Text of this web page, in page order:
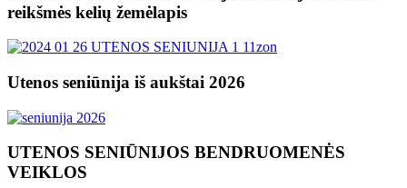
reikšmės kelių žemėlapis
Utenos seniūnija iš aukštai 2026
UTENOS SENIŪNIJOS BENDRUOMENĖS
VEIKLOS